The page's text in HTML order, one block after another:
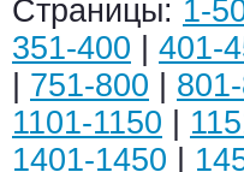
Страницы: 1-
351-400
401-
751-800
1101-1150
1401-1450